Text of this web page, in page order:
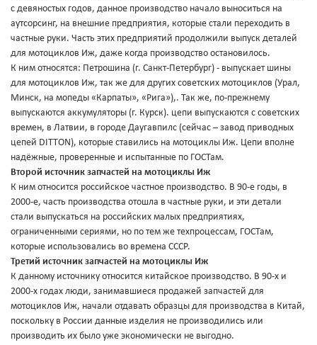
с девяностых годов, данное производство начало выноситься на
аутсорсинг, на внешние предприятия, которые стали переходить в
частные руки. Часть этих предприятий продолжили выпуск деталей
для мотоциклов Иж, даже когда производство остановилось.
К ним относятся: Петрошина (г. Санкт-Петербург) - выпускает шины
для мотоциклов Иж, так же для других советских мотоциклов (Урал,
Минск, на мопеды «Карпаты», «Рига»),. Так же, по-прежнему
выпускаются аккумуляторы (г. Курск). цепи выпускаются с советских
времен, в Латвии, в городе Даугавпилс (сейчас – завод приводных
цепей DITTON), которые ставились на мотоциклы Иж. Цепи вполне
надёжные, проверенные и испытанные по ГОСТам.
Второй источник запчастей на мотоциклы Иж
К ним относится российское частное производство. В 90-е годы, в
2000-е, часть производства отошла в частные руки, и эти детали
стали выпускаться на российских малых предприятиях,
ограниченными сериями, но по тем же техпроцессам, ГОСТам,
которые использовались во времена СССР.
Третий источник запчастей на мотоциклы Иж
К данному источнику относится китайское производство. В 90-х и
2000-х годах люди, занимавшиеся продажей запчастей для
мотоциклов Иж, начали отдавать образцы для производства в Китай,
поскольку в России данные изделия не производились или
производить их было уже экономически не выгодно.